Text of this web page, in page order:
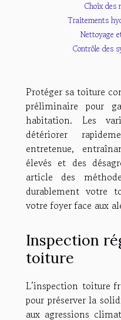
Choix des
Traitements
Nettoyage
Contrôle des
Protéger sa toiture
préliminaire pour
habitation. Les
détériorer
entretenue,
élevés et des
article des
durablement votre
votre foyer face aux
Inspection
toiture
L’inspection toiture
pour préserver la
aux agressions